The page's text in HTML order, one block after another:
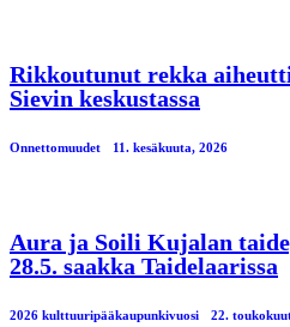
Rikkoutunut rekka
Sievin keskustassa
Onnettomuudet 11. kesäkuuta, 2026
Aura ja Soili Kujalan
28.5. saakka Taidelaarissa
2026 kulttuuripääkaupunkivuosi 22.